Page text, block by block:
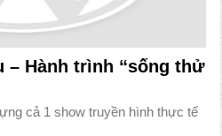
– Hành trình “sống thử
cả 1 show truyền hình thực tế